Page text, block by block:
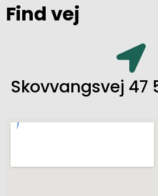
Find vej
Skovvangsvej 47